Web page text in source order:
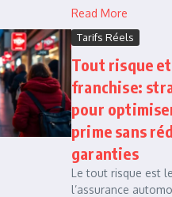
Read More
Tarifs Réels
Tout risque et
franchise:
pour
prime sans
garanties
Le tout risque est
l’assurance